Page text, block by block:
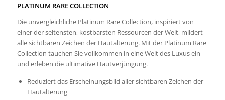
PLATINUM RARE COLLECTION
Die unvergleichliche Platinum Rare Collection, inspiriert von
einer der seltensten, kostbarsten Ressourcen der Welt, mildert
alle sichtbaren Zeichen der Hautalterung. Mit der Platinum Rare
Collection tauchen Sie vollkommen in eine Welt des Luxus ein
und erleben die ultimative Hautverjüngung.
Reduziert das Erscheinungsbild aller sichtbaren Zeichen der
Hautalterung